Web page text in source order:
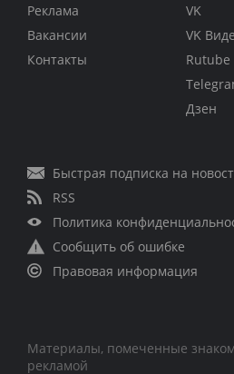
Реклама
Вакансии
Контакты
VK
VK
Rutube
Дзен
Быстрая подписка на
RSS
Политика
Сообщить об ошибке
Правовая информация
Материалы, помеченные
рекламой